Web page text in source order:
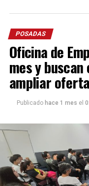
POSADAS
Oficina de
mes y
ampliar oferta
Publicado hace 1 mes el